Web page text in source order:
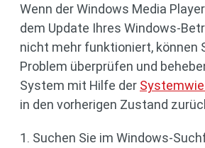
Wenn der Windows Media
dem Update Ihres Windows-
nicht mehr funktioniert, können
Problem überprüfen und
System mit Hilfe der
in den vorherigen Zustand
1. Suchen Sie im Windows-